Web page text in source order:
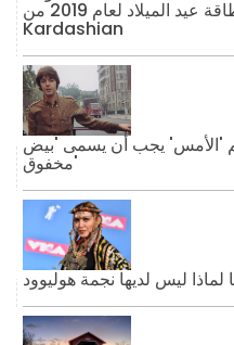
هذه لتأخذ مكانها في بطاقة عيد الميلاد لعام 2019 من
Kardashian
'الأمس' يجب أن يسمى 'بيض
مخفوق'
ليس لديها نجمة هوليوود